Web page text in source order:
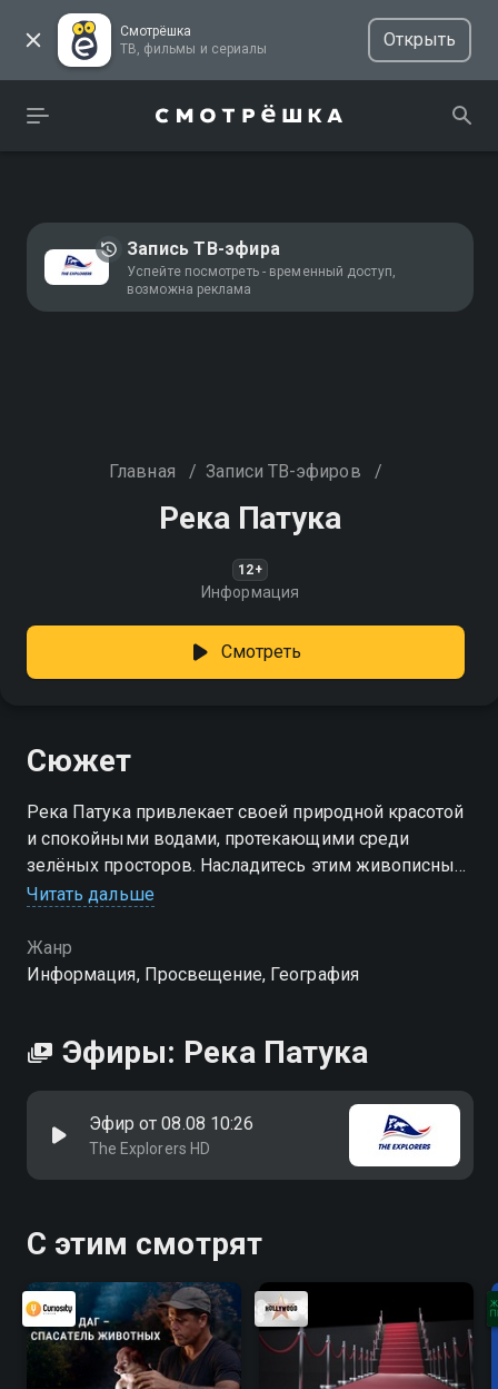
Смотрёшка
ТВ, фильмы и сериалы
Открыть
Запись ТВ-эфира
Успейте посмотреть - временный доступ,
возможна реклама
Главная / Записи ТВ-эфиров /
Река Патука
12+
Информация
Смотреть
Сюжет
Река Патука привлекает своей природной красотой
и спокойными водами, протекающими среди
зелёных просторов. Насладитесь этим живописным
уголком!
Читать дальше
Жанр
Информация, Просвещение, География
Эфиры: Река Патука
Эфир от 08.08 10:26
The Explorers HD
С этим смотрят